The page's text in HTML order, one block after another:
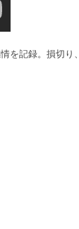
を記録。損切り、